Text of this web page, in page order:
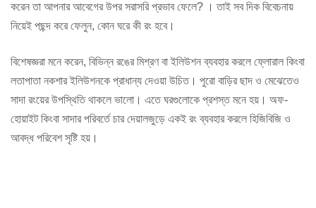
করেন তা আপনার আবেগের উপর সরাসরি প্রভাব ফেলে? । তাই সব দিক বিবেচনায়
নিয়েই পছন্দ করে ফেলুন, কোন ঘরে কী রং হবে।
বিশেষজ্ঞরা মনে করেন, বিভিন্ন রঙের মিশ্রণ বা ইলিউশন ব্যবহার করলে ফ্লোরাল কিংবা
লতাপাতা নকশার ইলিউশনকে প্রাধান্য দেওয়া উচিত। পুরো বাড়ির ছাদ ও মেঝেতেও
সাদা রংয়ের উপস্থিতি থাকলে ভালো। এতে ঘরগুলোকে প্রশস্ত মনে হয়। অফ-
হোয়াইট কিংবা সাদার পরিবর্তে চার দেয়ালজুড়ে একই রং ব্যবহার করলে হিজিবিজি ও
আবদ্ধ পরিবেশ সৃষ্টি হয়।